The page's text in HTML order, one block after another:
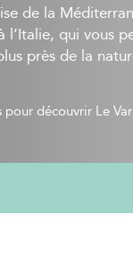
de la
l’Italie, qui vous
près de la
découvrir Le Var